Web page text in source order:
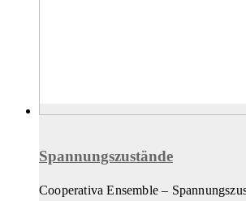
Spannungszustände
Cooperativa Ensemble –